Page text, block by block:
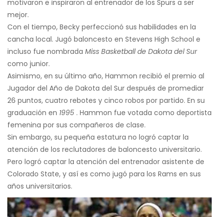
motivaron e inspiraron al entrenador de los Spurs a ser
mejor.
Con el tiempo, Becky perfeccionó sus habilidades en la
cancha local. Jugó baloncesto en Stevens High School e
incluso fue nombrada Miss Basketball de Dakota del Sur
como junior.
Asimismo, en su último año, Hammon recibió el premio al
Jugador del Año de Dakota del Sur después de promediar
26 puntos, cuatro rebotes y cinco robos por partido. En su
graduación en 1995 . Hammon fue votada como deportista
femenina por sus compañeros de clase.
Sin embargo, su pequeña estatura no logró captar la
atención de los reclutadores de baloncesto universitario.
Pero logró captar la atención del entrenador asistente de
Colorado State, y así es como jugó para los Rams en sus
años universitarios.